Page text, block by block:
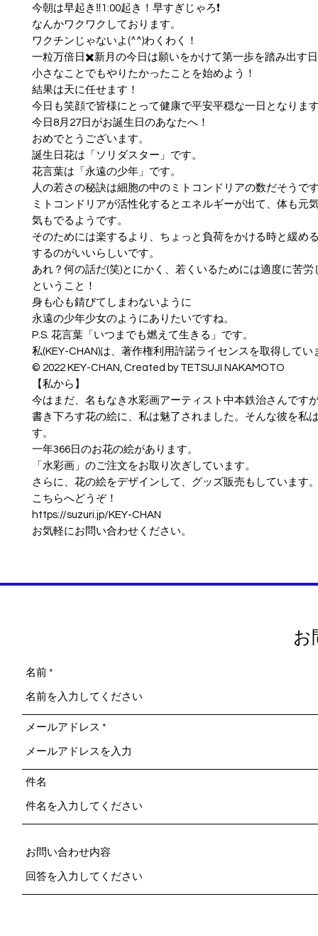
今朝は早起き‼️1:00起き！早すぎじゃろ❗️
なんかワクワクしております。
ワクチンじゃないよ(^^)わくわく！
一粒万倍日✖️新月の今日は願いをかけて第一歩を踏み出す
小さなことでもやりたかったことを始めよう！
結果は天に任せます！
今日も笑顔で皆様にとって健康で平安平穏な一日となりま
今日8月27日がお誕生日のあなたへ！
おめでとうございます。
誕生日花は「ソリダスター」です。
花言葉は「永遠の少年」です。
人の若さの秘訣は細胞の中のミトコンドリアの数だそうで
ミトコンドリアが活性化するとエネルギーが出て、体も元
気もでるようです。
そのためには楽するより、ちょっと負荷をかける時と緩め
するのがいいらしいです。
あれ？何の話だ(笑)とにかく、若くいるためには適度に苦労
ということ！
身も心も錆びてしまわないように
永遠の少年少女のようにありたいですね。
P.S. 花言葉「いつまでも燃えて生きる」です。
私(KEY-CHAN)は、著作権利用許諾ライセンスを取得してい
© ︎2022 KEY-CHAN, Created by TETSUJI NAKAMOTO
【私から】
今はまだ、名もなき水彩画アーティスト中本鉄治さんです
書き下ろす花の絵に、私は魅了されました。そんな彼を私
す。
一年366日のお花の絵があります。
「水彩画」のご注文をお取り次ぎしています。
さらに、花の絵をデザインして、グッズ販売もしています
こちらへどうぞ！
https://suzuri.jp/KEY-CHAN
お気軽にお問い合わせください。
お
名前
メールアドレス
件名
お問い合わせ内容